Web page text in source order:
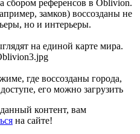
сбором референсов в Oblivion.
замков) воссозданы не
но и интерьеры.
на единой карте мира.
где воссозданы города,
его можно загрузить
контент, вам
на сайте!